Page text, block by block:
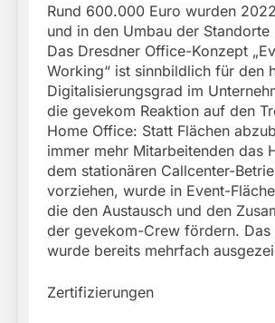
Rund 600.000 Euro wurden
und in den Umbau der Standorte
Das Dresdner Office-Konzept
Working“ ist sinnbildlich für den
Digitalisierungsgrad im
die gevekom Reaktion auf den
Home Office: Statt Flächen
immer mehr Mitarbeitenden das
dem stationären Callcenter-
vorziehen, wurde in Event-
die den Austausch und den
der gevekom-Crew fördern. Das
wurde bereits mehrfach
Zertifizierungen